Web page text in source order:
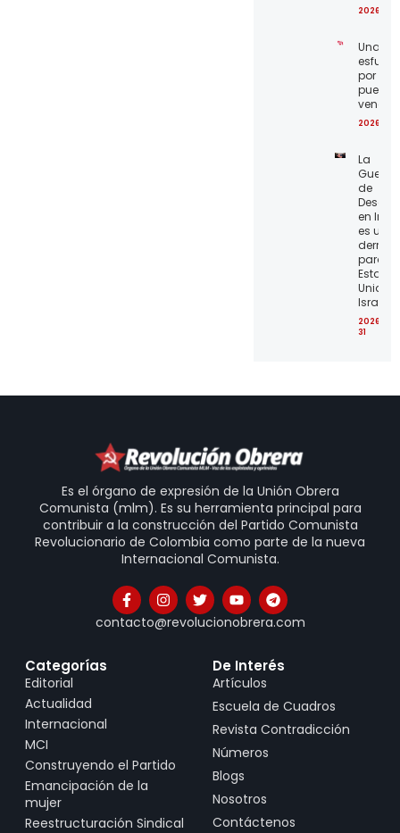
2026-
por el
pueblo
2026-
La
Guerra
de
en Irán
es una
derrota
para
Unidos
Israel
2026-
31
Es el órgano de expresión de la Unión Obrera
Comunista (mlm). Es su herramienta principal para
contribuir a la construcción del Partido Comunista
Revolucionario de Colombia como parte de la nueva
Internacional Comunista.
contacto@revolucionobrera.com
Categorías
Editorial
Actualidad
Internacional
MCI
Construyendo el Partido
Emancipación de la
mujer
Reestructuración Sindical
De Interés
Artículos
Escuela de Cuadros
Revista Contradicción
Números
Blogs
Nosotros
Contáctenos